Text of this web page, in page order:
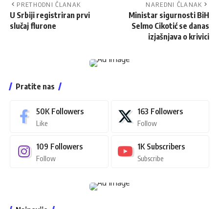
PRETHODNI ČLANAK
U Srbiji registriran prvi
slučaj flurone
NAREDNI ČLANAK
Ministar sigurnosti BiH
Selmo Cikotić se danas
izjašnjava o krivici
Pratite nas
50K Followers
Like
163 Followers
Follow
109 Followers
Follow
1K Subscribers
Subscribe